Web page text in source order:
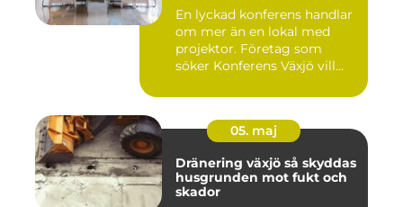
En lyckad konferens handlar
om mer än en lokal med
projektor. Företag som
söker Konferens Växjö vill...
05. maj
Dränering växjö så skyddas
husgrunden mot fukt och
skador